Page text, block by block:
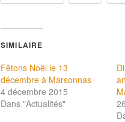
SIMILAIRE
Fêtons Noël le 13
décembre à Marsonnas
4 décembre 2015
Dans "Actualités"